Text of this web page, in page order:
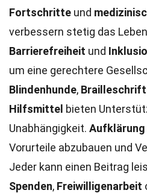
Fortschritte und
verbessern stetig das
Barrierefreiheit und
um eine gerechtere
Blindenhunde, Brailleschrift
Hilfsmittel bieten
Unabhängigkeit. Aufklärung
Vorurteile abzubauen und
Jeder kann einen Beitrag
Spenden, Freiwilligenarbeit